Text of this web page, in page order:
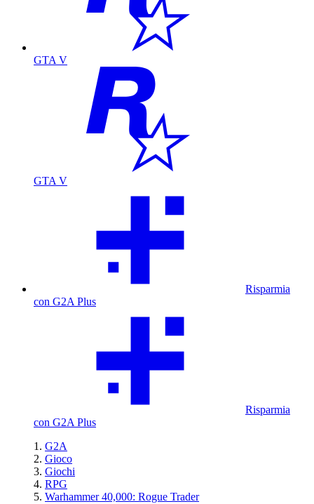
GTA V
GTA V
Risparmia
con G2A Plus
Risparmia
con G2A Plus
G2A
Gioco
Giochi
RPG
Warhammer 40,000: Rogue Trader